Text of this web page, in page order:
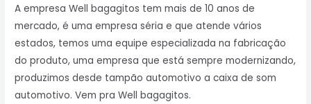
A empresa Well bagagitos tem mais de 10 anos de
mercado, é uma empresa séria e que atende vários
estados, temos uma equipe especializada na fabricação
do produto, uma empresa que está sempre modernizando,
produzimos desde tampão automotivo a caixa de som
automotivo. Vem pra Well bagagitos.